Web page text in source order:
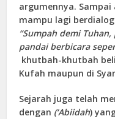
argumennya.
mampu lagi
“Sumpah demi
pandai berbicara
khutbah-khutbah
Kufah maupun di
Sejarah juga telah
dengan (‘Abiidah)